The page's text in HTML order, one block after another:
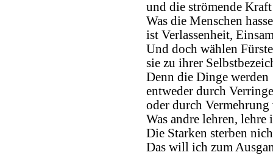
und die strömende
Was die Menschen
ist Verlassenheit,
Und doch wählen
sie zu ihrer
Denn die Dinge werden
entweder durch
oder durch
Was andre lehren, lehre
Die Starken sterben
Das will ich zum